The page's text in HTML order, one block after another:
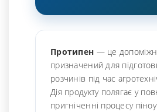
Протипен — це
призначений для
розчинів під час
Дія продукту полягає у
пригніченні процесу